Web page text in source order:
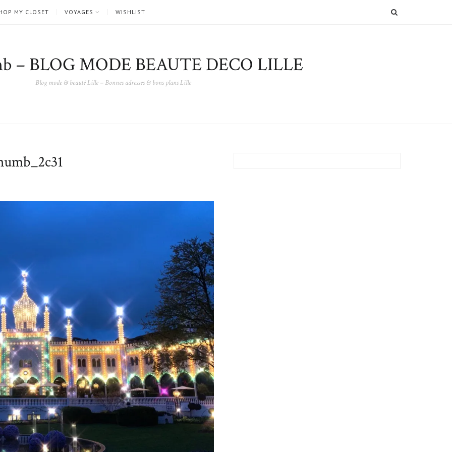
MY CLOSET VOYAGES WISHLIST
– BLOG MODE BEAUTE DECO LILLE
Blog mode & beauté Lille – Bonnes adresses & bons plans Lille